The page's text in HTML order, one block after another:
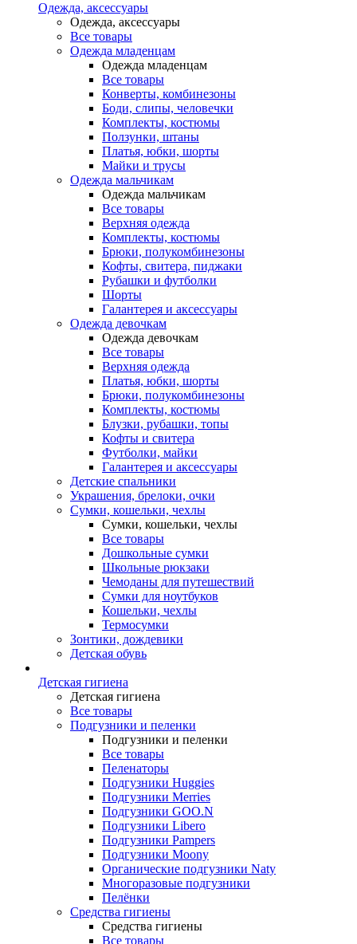
Одежда, аксессуары
Одежда, аксессуары
Все товары
Одежда младенцам
Одежда младенцам
Все товары
Конверты, комбинезоны
Боди, слипы, человечки
Комплекты, костюмы
Ползунки, штаны
Платья, юбки, шорты
Майки и трусы
Одежда мальчикам
Одежда мальчикам
Все товары
Верхняя одежда
Комплекты, костюмы
Брюки, полукомбинезоны
Кофты, свитера, пиджаки
Рубашки и футболки
Шорты
Галантерея и аксессуары
Одежда девочкам
Одежда девочкам
Все товары
Верхняя одежда
Платья, юбки, шорты
Брюки, полукомбинезоны
Комплекты, костюмы
Блузки, рубашки, топы
Кофты и свитера
Футболки, майки
Галантерея и аксессуары
Детские спальники
Украшения, брелоки, очки
Сумки, кошельки, чехлы
Сумки, кошельки, чехлы
Все товары
Дошкольные сумки
Школьные рюкзаки
Чемоданы для путешествий
Сумки для ноутбуков
Кошельки, чехлы
Термосумки
Зонтики, дождевики
Детская обувь
Детская гигиена
Детская гигиена
Все товары
Подгузники и пеленки
Подгузники и пеленки
Все товары
Пеленаторы
Подгузники Huggies
Подгузники Merries
Подгузники GOO.N
Подгузники Libero
Подгузники Pampers
Подгузники Moony
Органические подгузники Naty
Многоразовые подгузники
Пелёнки
Средства гигиены
Средства гигиены
Все товары